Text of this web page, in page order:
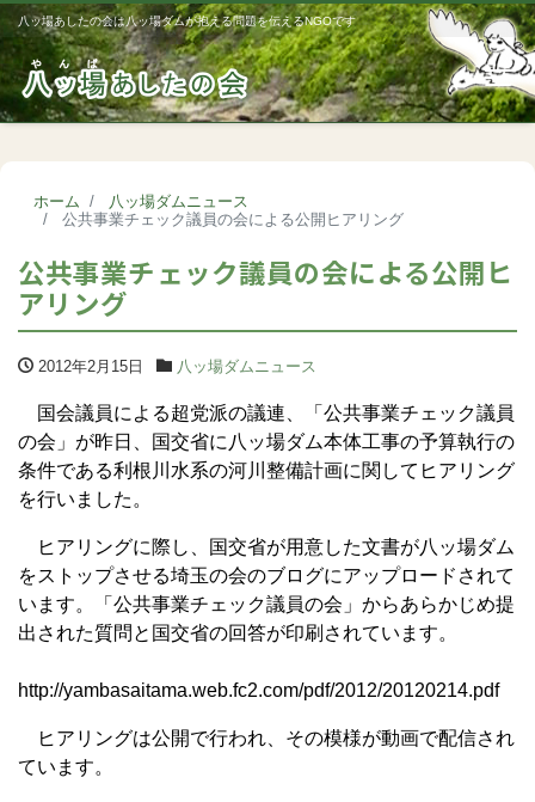
八ッ場あしたの会は八ッ場ダムが抱える問題を伝えるNGOです
ホーム
八ッ場ダムニュース
公共事業チェック議員の会による公開ヒアリング
公共事業チェック議員の会による公開ヒ
アリング
2012年2月15日 八ッ場ダムニュース
国会議員による超党派の議連、「公共事業チェック議員
の会」が昨日、国交省に八ッ場ダム本体工事の予算執行の
条件である利根川水系の河川整備計画に関してヒアリング
を行いました。
ヒアリングに際し、国交省が用意した文書が八ッ場ダム
をストップさせる埼玉の会のブログにアップロードされて
います。「公共事業チェック議員の会」からあらかじめ提
出された質問と国交省の回答が印刷されています。
http://yambasaitama.web.fc2.com/pdf/2012/20120214.pdf
ヒアリングは公開で行われ、その模様が動画で配信され
ています。